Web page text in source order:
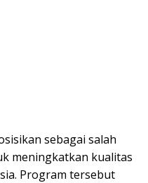
sebagai salah
meningkatkan kualitas
Program tersebut